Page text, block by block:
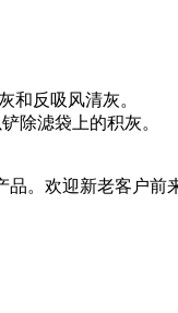
和反吸风清灰。
除滤袋上的积灰。
品。欢迎新老客户前